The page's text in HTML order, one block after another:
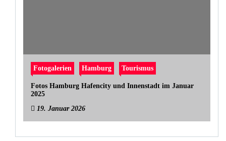
Fotogalerien Hamburg Tourismus
Fotos Hamburg Hafencity und Innenstadt im Januar
2025
19. Januar 2026